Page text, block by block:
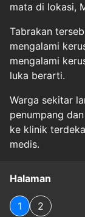
mata di lokasi,
Tabrakan
mengalami
mengalami
luka berarti.
Warga sekitar
penumpang
ke klinik
medis.
Halaman
1 2